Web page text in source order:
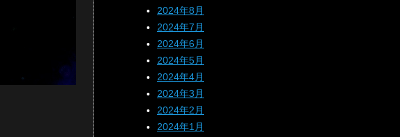
2024年8月
2024年7月
2024年6月
2024年5月
2024年4月
2024年3月
2024年2月
2024年1月